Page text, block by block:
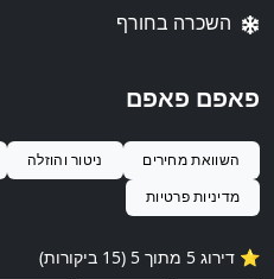
השכרה בחורף
פאפם פאפם
השוואת מחירים ניטור והוזלה
מדיניות פרטיות
⭐️ דירוג 5 מתוך 5 (15 ביקורות)